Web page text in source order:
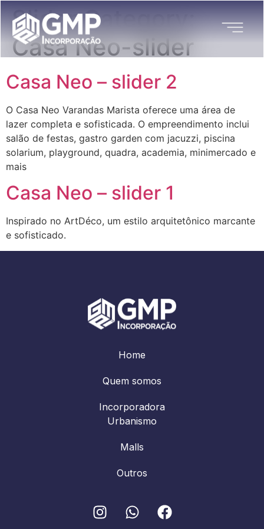
Slider Category:
Casa Neo-slider
Casa Neo – slider 2
O Casa Neo Varandas Marista oferece uma área de
lazer completa e sofisticada. O empreendimento inclui
salão de festas, gastro garden com jacuzzi, piscina
solarium, playground, quadra, academia, minimercado e
mais
Casa Neo – slider 1
Inspirado no ArtDéco, um estilo arquitetônico marcante
e sofisticado.
Home
Quem somos
Incorporadora
Urbanismo
Malls
Outros